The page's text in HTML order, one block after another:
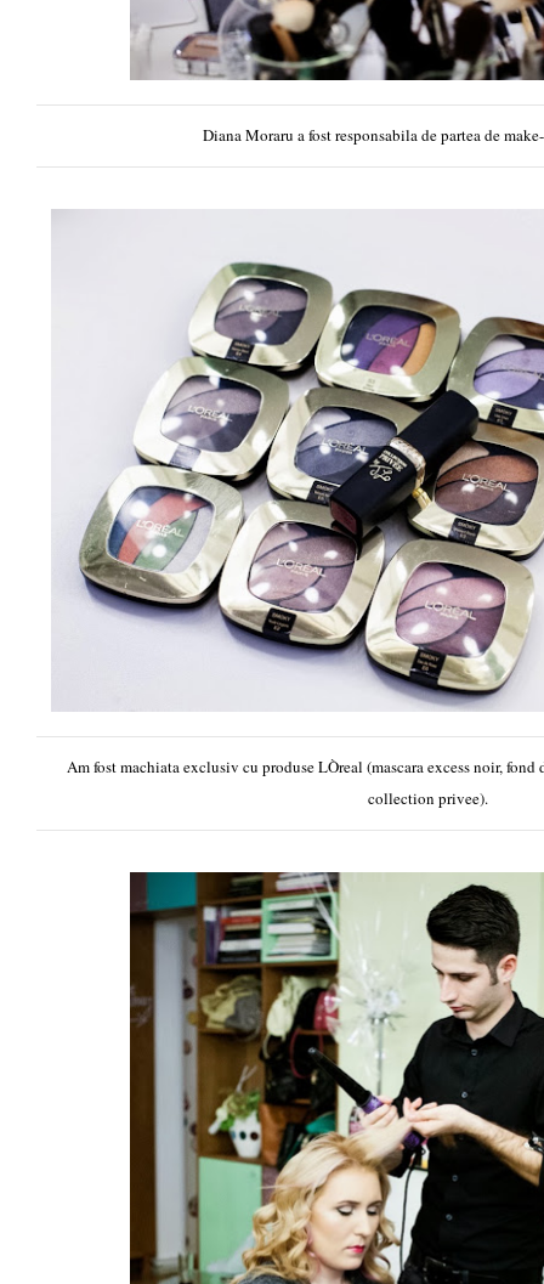
Diana Moraru a fost responsabila de partea de
Am fost machiata exclusiv cu produse LÒreal (mascara excess noir,
collection privee).